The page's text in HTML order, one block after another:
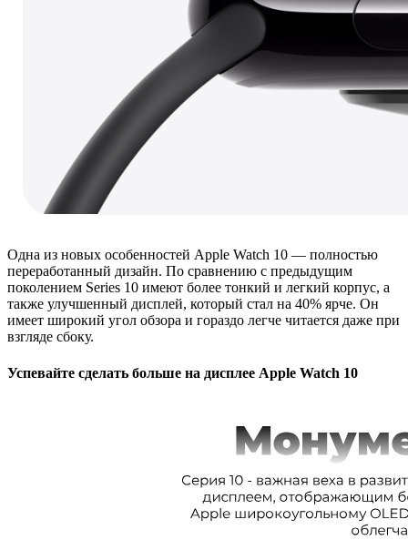
Одна из новых особенностей Apple Watch 10 — полностью
переработанный дизайн. По сравнению с предыдущим
поколением Series 10 имеют более тонкий и легкий корпус, а
также улучшенный дисплей, который стал на 40% ярче. Он
имеет широкий угол обзора и гораздо легче читается даже при
взгляде сбоку.
Успевайте сделать больше на дисплее Apple Watch 10